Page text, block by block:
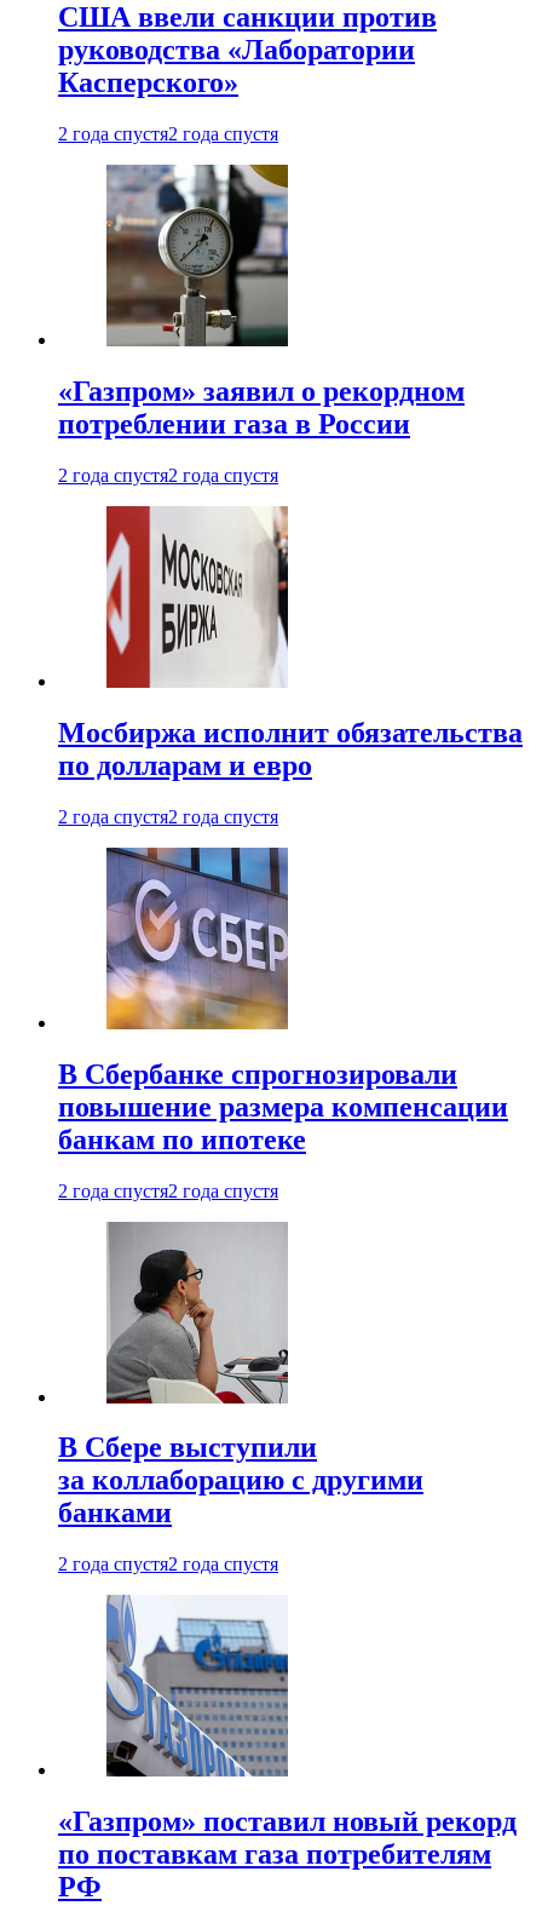
США ввели санкции против
руководства «Лаборатории
Касперского»
2 года спустя2 года спустя
«Газпром» заявил о рекордном
потреблении газа в России
2 года спустя2 года спустя
Мосбиржа исполнит обязательства
по долларам и евро
2 года спустя2 года спустя
В Сбербанке спрогнозировали
повышение размера компенсации
банкам по ипотеке
2 года спустя2 года спустя
В Сбере выступили
за коллаборацию с другими
банками
2 года спустя2 года спустя
«Газпром» поставил новый рекорд
по поставкам газа потребителям
РФ